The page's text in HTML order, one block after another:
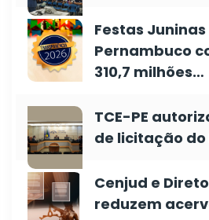
Festas
Pernambuco
310,7 milhões…
TCE-PE
de licitação do
Cenjud e
reduzem